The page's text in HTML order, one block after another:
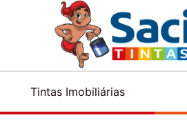
Tintas Imobiliárias